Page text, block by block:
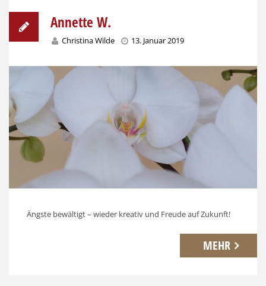
Annette W.
Christina Wilde 13. Januar 2019
Ängste bewältigt – wieder kreativ und Freude auf Zukunft!
MEHR